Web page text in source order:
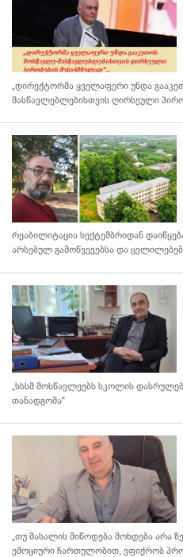
„დირექტორმა ყველაფერი უნდა
მასწავლებლებისთვის ღირსეული
რეაბილიტაცია სექტემბრიდან
არსებულ გამოწვევებსა და
„სსსმ მოსწავლეებს სკოლის
თანადგომა“
„თუ მასალის მიწოდება მოხდება არა
ემოციური ჩართულობით, ვფიქრობ